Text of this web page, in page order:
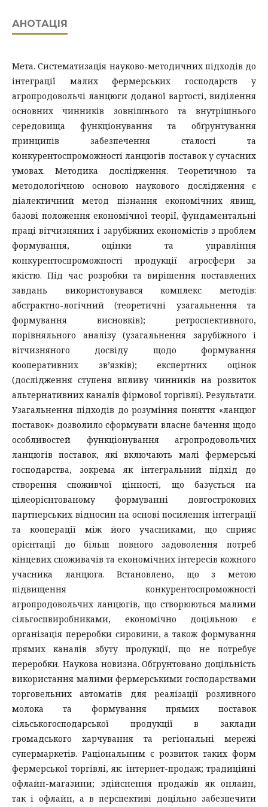
АНОТАЦІЯ
Мета. Систематизація науково-методичних підходів до
інтеграції малих фермерських господарств у
агропродовольчі ланцюги доданої вартості, виділення
основних чинників зовнішнього та внутрішнього
середовища функціонування та обґрунтування
принципів забезпечення сталості та
конкурентоспроможності ланцюгів поставок у сучасних
умовах. Методика дослідження. Теоретичною та
методологічною основою наукового дослідження є
діалектичний метод пізнання економічних явищ,
базові положення економічної теорії, фундаментальні
праці вітчизняних і зарубіжних економістів з проблем
формування, оцінки та управління
конкурентоспроможності продукції агросфери за
якістю. Під час розробки та вирішення поставлених
завдань використовувався комплекс методів:
абстрактно-логічний (теоретичні узагальнення та
формування висновків); ретроспективного,
порівняльного аналізу (узагальнення зарубіжного і
вітчизняного досвіду щодо формування
кооперативних зв’язків); експертних оцінок
(дослідження ступеня впливу чинників на розвиток
альтернативних каналів фірмової торгівлі). Результати.
Узагальнення підходів до розуміння поняття «ланцюг
поставок» дозволило сформувати власне бачення щодо
особливостей функціонування агропродовольчих
ланцюгів поставок, які включають малі фермерські
господарства, зокрема як інтегральний підхід до
створення споживчої цінності, що базується на
цілеорієнтованому формуванні довгострокових
партнерських відносин на основі посилення інтеграції
та кооперації між його учасниками, що сприяє
орієнтації до більш повного задоволення потреб
кінцевих споживачів та економічних інтересів кожного
учасника ланцюга. Встановлено, що з метою
підвищення конкурентоспроможності
агропродовольчих ланцюгів, що створюються малими
сільгоспвиробниками, економічно доцільною є
організація переробки сировини, а також формування
прямих каналів збуту продукції, що не потребує
переробки. Наукова новизна. Обґрунтовано доцільність
використання малими фермерськими господарствами
торговельних автоматів для реалізації розливного
молока та формування прямих поставок
сільськогосподарської продукції в заклади
громадського харчування та регіональні мережі
супермаркетів. Раціональним є розвиток таких форм
фермерської торгівлі, як: інтернет-продаж; традиційні
офлайн-магазини; здійснення продажів як онлайн,
так і офлайн, а в перспективі доцільно забезпечити